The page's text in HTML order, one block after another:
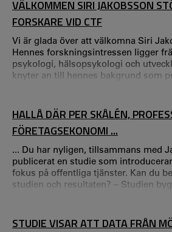
VÄLKOMMEN SIRI JAKOBSSON
FORSKARE VID CTF
Vi är glada över att välkomna Siri
Hennes forskningsintressen ligger
psykologi, hälsopsykologi och
knyter an till hennes bakgrund som
inom barn-och ungdomspsykiatrin.
BUP specialiserade jag mig inom
HALLÅ DÄR PER SKÅLÉN,
FÖRETAGSEKONOMI ...
... Du har nyligen, tillsammans med
publicerat en studie som
fokus på offentliga tjänster. Kan du
studien och resultaten? – Studien
referensram för att förstå att tjänster
STUDIE VISAR ATT DATA FRÅN